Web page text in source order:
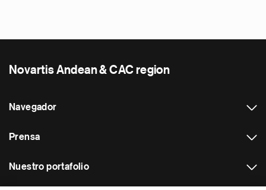
Novartis Andean & CAC region
Navegador
Prensa
Nuestro portafolio